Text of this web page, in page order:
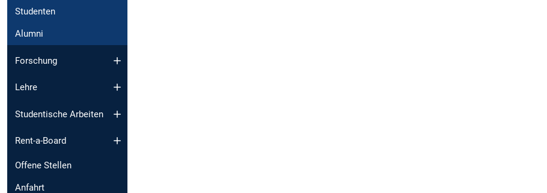
Studenten
Alumni
Forschung
Lehre
Studentische Arbeiten
Rent-a-Board
Offene Stellen
Anfahrt